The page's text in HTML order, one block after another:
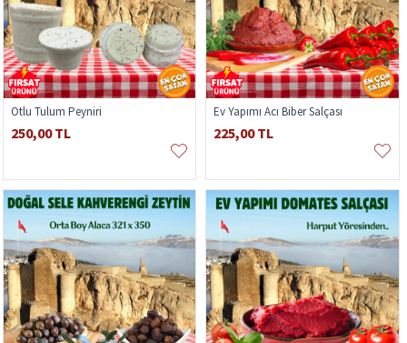
Otlu Tulum Peyniri
250,00 TL
Ev Yapımı Acı Biber Salçası
225,00 TL